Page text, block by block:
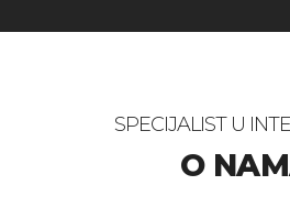
SPECIJALIST U
O